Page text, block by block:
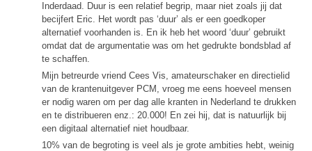
Inderdaad. Duur is een relatief begrip, maar niet zoals jij dat
becijfert Eric. Het wordt pas ‘duur’ als er een goedkoper
alternatief voorhanden is. En ik heb het woord ‘duur’ gebruikt
omdat dat de argumentatie was om het gedrukte bondsblad af
te schaffen.
Mijn betreurde vriend Cees Vis, amateurschaker en directielid
van de krantenuitgever PCM, vroeg me eens hoeveel mensen
er nodig waren om per dag alle kranten in Nederland te drukken
en te distribueren enz.: 20.000! En zei hij, dat is natuurlijk bij
een digitaal alternatief niet houdbaar.
10% van de begroting is veel als je grote ambities hebt, weinig